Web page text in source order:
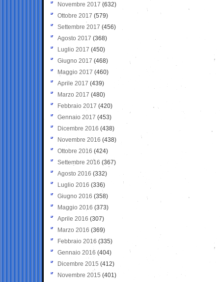
Novembre 2017 (632)
Ottobre 2017 (579)
Settembre 2017 (456)
Agosto 2017 (368)
Luglio 2017 (450)
Giugno 2017 (468)
Maggio 2017 (460)
Aprile 2017 (439)
Marzo 2017 (480)
Febbraio 2017 (420)
Gennaio 2017 (453)
Dicembre 2016 (438)
Novembre 2016 (438)
Ottobre 2016 (424)
Settembre 2016 (367)
Agosto 2016 (332)
Luglio 2016 (336)
Giugno 2016 (358)
Maggio 2016 (373)
Aprile 2016 (307)
Marzo 2016 (369)
Febbraio 2016 (335)
Gennaio 2016 (404)
Dicembre 2015 (412)
Novembre 2015 (401)